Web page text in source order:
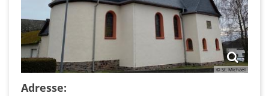
© St. Michael
Adresse: